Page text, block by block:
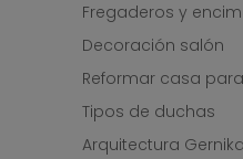
Fregaderos y
Decoración salón
Reformar casa
Tipos de duchas
Arquitectura Gernika